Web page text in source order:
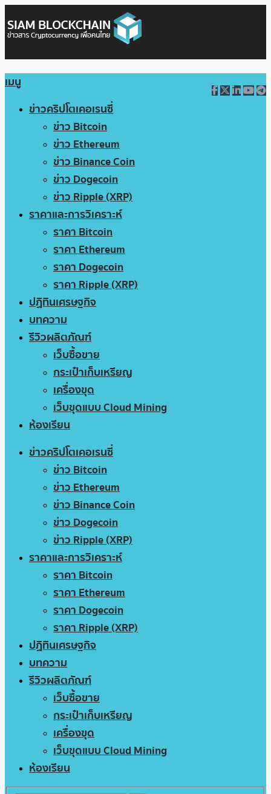
เมนู
ข่าวคริปโตเคอเรนซี่
ข่าว Bitcoin
ข่าว Ethereum
ข่าว Binance Coin
ข่าว Dogecoin
ข่าว Ripple (XRP)
ราคาและการวิเคราะห์
ราคา Bitcoin
ราคา Ethereum
ราคา Dogecoin
ราคา Ripple (XRP)
ปฏิทินเศรษฐกิจ
บทความ
รีวิวผลิตภัณฑ์
เว็บซื้อขาย
กระเป๋าเก็บเหรียญ
เครื่องขุด
เว็บขุดแบบ Cloud Mining
ห้องเรียน
ข่าวคริปโตเคอเรนซี่
ข่าว Bitcoin
ข่าว Ethereum
ข่าว Binance Coin
ข่าว Dogecoin
ข่าว Ripple (XRP)
ราคาและการวิเคราะห์
ราคา Bitcoin
ราคา Ethereum
ราคา Dogecoin
ราคา Ripple (XRP)
ปฏิทินเศรษฐกิจ
บทความ
รีวิวผลิตภัณฑ์
เว็บซื้อขาย
กระเป๋าเก็บเหรียญ
เครื่องขุด
เว็บขุดแบบ Cloud Mining
ห้องเรียน